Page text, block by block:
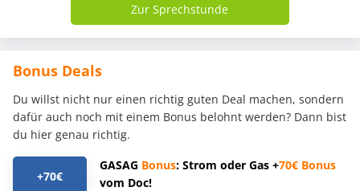
Zur Sprechstunde
Bonus Deals
Du willst nicht nur einen richtig guten Deal machen, sondern
dafür auch noch mit einem Bonus belohnt werden? Dann bist
du hier genau richtig.
+70€
GASAG Bonus: Strom oder Gas +70€ Bonus
vom Doc!